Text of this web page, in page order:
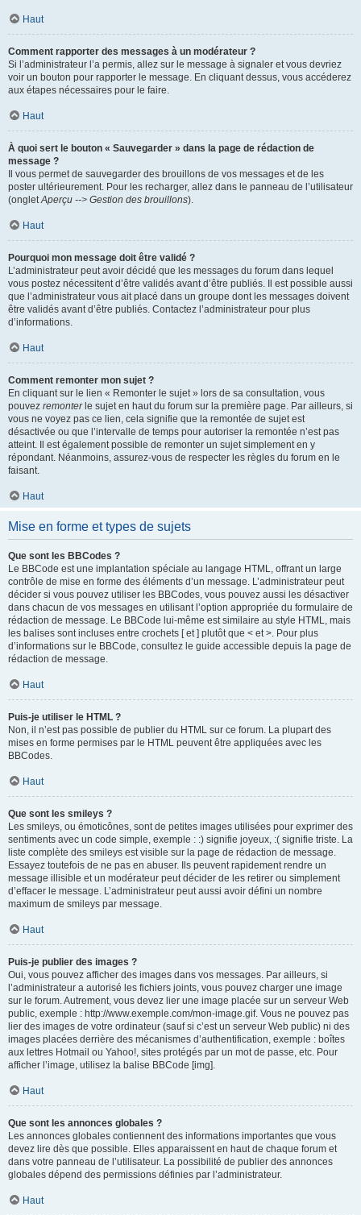
Haut
Comment rapporter des messages à un modérateur ?
Si l’administrateur l’a permis, allez sur le message à signaler et vous devriez
voir un bouton pour rapporter le message. En cliquant dessus, vous accéderez
aux étapes nécessaires pour le faire.
Haut
À quoi sert le bouton « Sauvegarder » dans la page de rédaction de
message ?
Il vous permet de sauvegarder des brouillons de vos messages et de les
poster ultérieurement. Pour les recharger, allez dans le panneau de l’utilisateur
(ongletAperçu --> Gestion des brouillons).
Haut
Pourquoi mon message doit être validé ?
L’administrateur peut avoir décidé que les messages du forum dans lequel
vous postez nécessitent d’être validés avant d’être publiés. Il est possible aussi
que l’administrateur vous ait placé dans un groupe dont les messages doivent
être validés avant d’être publiés. Contactez l’administrateur pour plus
d’informations.
Haut
Comment remonter mon sujet ?
En cliquant sur le lien « Remonter le sujet » lors de sa consultation, vous
pouvez remonterle sujet en haut du forum sur la première page. Par ailleurs, si
vous ne voyez pas ce lien, cela signifie que la remontée de sujet est
désactivée ou que l’intervalle de temps pour autoriser la remontée n’est pas
atteint. Il est également possible de remonter un sujet simplement en y
répondant. Néanmoins, assurez-vous de respecter les règles du forum en le
faisant.
Haut
Mise en forme et types de sujets
Que sont les BBCodes ?
Le BBCode est une implantation spéciale au langage HTML, offrant un large
contrôle de mise en forme des éléments d’un message. L’administrateur peut
décider si vous pouvez utiliser les BBCodes, vous pouvez aussi les désactiver
dans chacun de vos messages en utilisant l’option appropriée du formulaire de
rédaction de message. Le BBCode lui-même est similaire au style HTML, mais
les balises sont incluses entre crochets [ et ] plutôt que < et >. Pour plus
d’informations sur le BBCode, consultez le guide accessible depuis la page de
rédaction de message.
Haut
Puis-je utiliser le HTML ?
Non, il n’est pas possible de publier du HTML sur ce forum. La plupart des
mises en forme permises par le HTML peuvent être appliquées avec les
BBCodes.
Haut
Que sont les smileys ?
Les smileys, ou émoticônes, sont de petites images utilisées pour exprimer des
sentiments avec un code simple, exemple : :) signifie joyeux, :( signifie triste. La
liste complète des smileys est visible sur la page de rédaction de message.
Essayez toutefois de ne pas en abuser. Ils peuvent rapidement rendre un
message illisible et un modérateur peut décider de les retirer ou simplement
d’effacer le message. L’administrateur peut aussi avoir défini un nombre
maximum de smileys par message.
Haut
Puis-je publier des images ?
Oui, vous pouvez afficher des images dans vos messages. Par ailleurs, si
l’administrateur a autorisé les fichiers joints, vous pouvez charger une image
sur le forum. Autrement, vous devez lier une image placée sur un serveur Web
public, exemple : http://www.exemple.com/mon-image.gif. Vous ne pouvez pas
lier des images de votre ordinateur (sauf si c’est un serveur Web public) ni des
images placées derrière des mécanismes d’authentification, exemple : boîtes
aux lettres Hotmail ou Yahoo!, sites protégés par un mot de passe, etc. Pour
afficher l’image, utilisez la balise BBCode [img].
Haut
Que sont les annonces globales ?
Les annonces globales contiennent des informations importantes que vous
devez lire dès que possible. Elles apparaissent en haut de chaque forum et
dans votre panneau de l’utilisateur. La possibilité de publier des annonces
globales dépend des permissions définies par l’administrateur.
Haut